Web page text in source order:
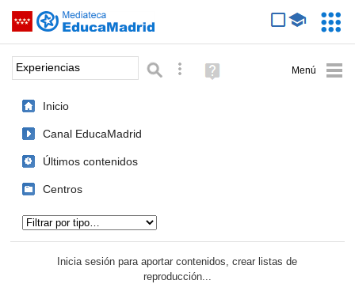
Saltar navegación
Palabra o frase: Búsqueda avanzada
Ayuda
(en
Inicio
Canal EducaMadrid
Últimos contenidos
Centros
Inicia sesión para aportar contenidos, crear listas de
reproducción...